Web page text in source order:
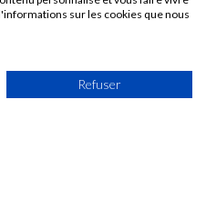
- 12h / 14h - 18h
12h / 14h - 17h
sur les cookies que nous
Refuser